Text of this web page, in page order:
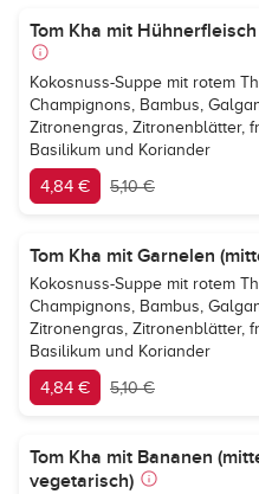
Tom Kha mit
Kokosnuss-Suppe mit rotem
Champignons, Bambus,
Zitronengras, Zitronenblätter,
Basilikum und Koriander
4,84 € 5,10 €
Tom Kha mit Garnelen
Kokosnuss-Suppe mit rotem
Champignons, Bambus,
Zitronengras, Zitronenblätter,
Basilikum und Koriander
4,84 € 5,10 €
Tom Kha mit Bananen
vegetarisch)